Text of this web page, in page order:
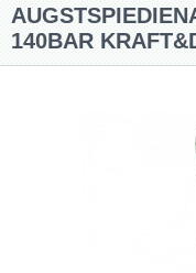
140BAR
(116)
Auto ķīmija un
(22)
Celtniecības tehnika
Rokas